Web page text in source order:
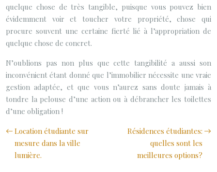
quelque chose de très tangible, puisque vous pouvez bien
évidemment voir et toucher votre propriété, chose qui
procure souvent une certaine fierté lié à l’appropriation de
quelque chose de concret.
N’oublions pas non plus que cette tangibilité a aussi son
inconvénient étant donné que l’immobilier nécessite une vraie
gestion adaptée, et que vous n’aurez sans doute jamais à
tondre la pelouse d’une action ou à débrancher les toilettes
d’une obligation !
Location étudiante sur
mesure dans la ville
lumière.
Résidences étudiantes:
quelles sont les
meilleures options?